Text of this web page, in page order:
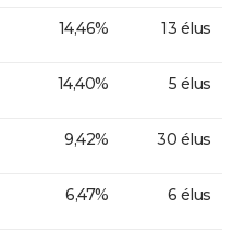
14,46% 13 élus
14,40% 5 élus
9,42% 30 élus
6,47% 6 élus